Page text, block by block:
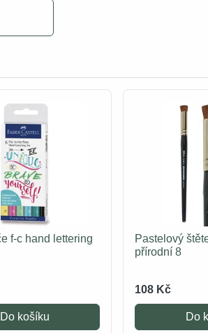
f-c hand lettering
Do košíku
Pastelový
přírodní 8
108 Kč
Do